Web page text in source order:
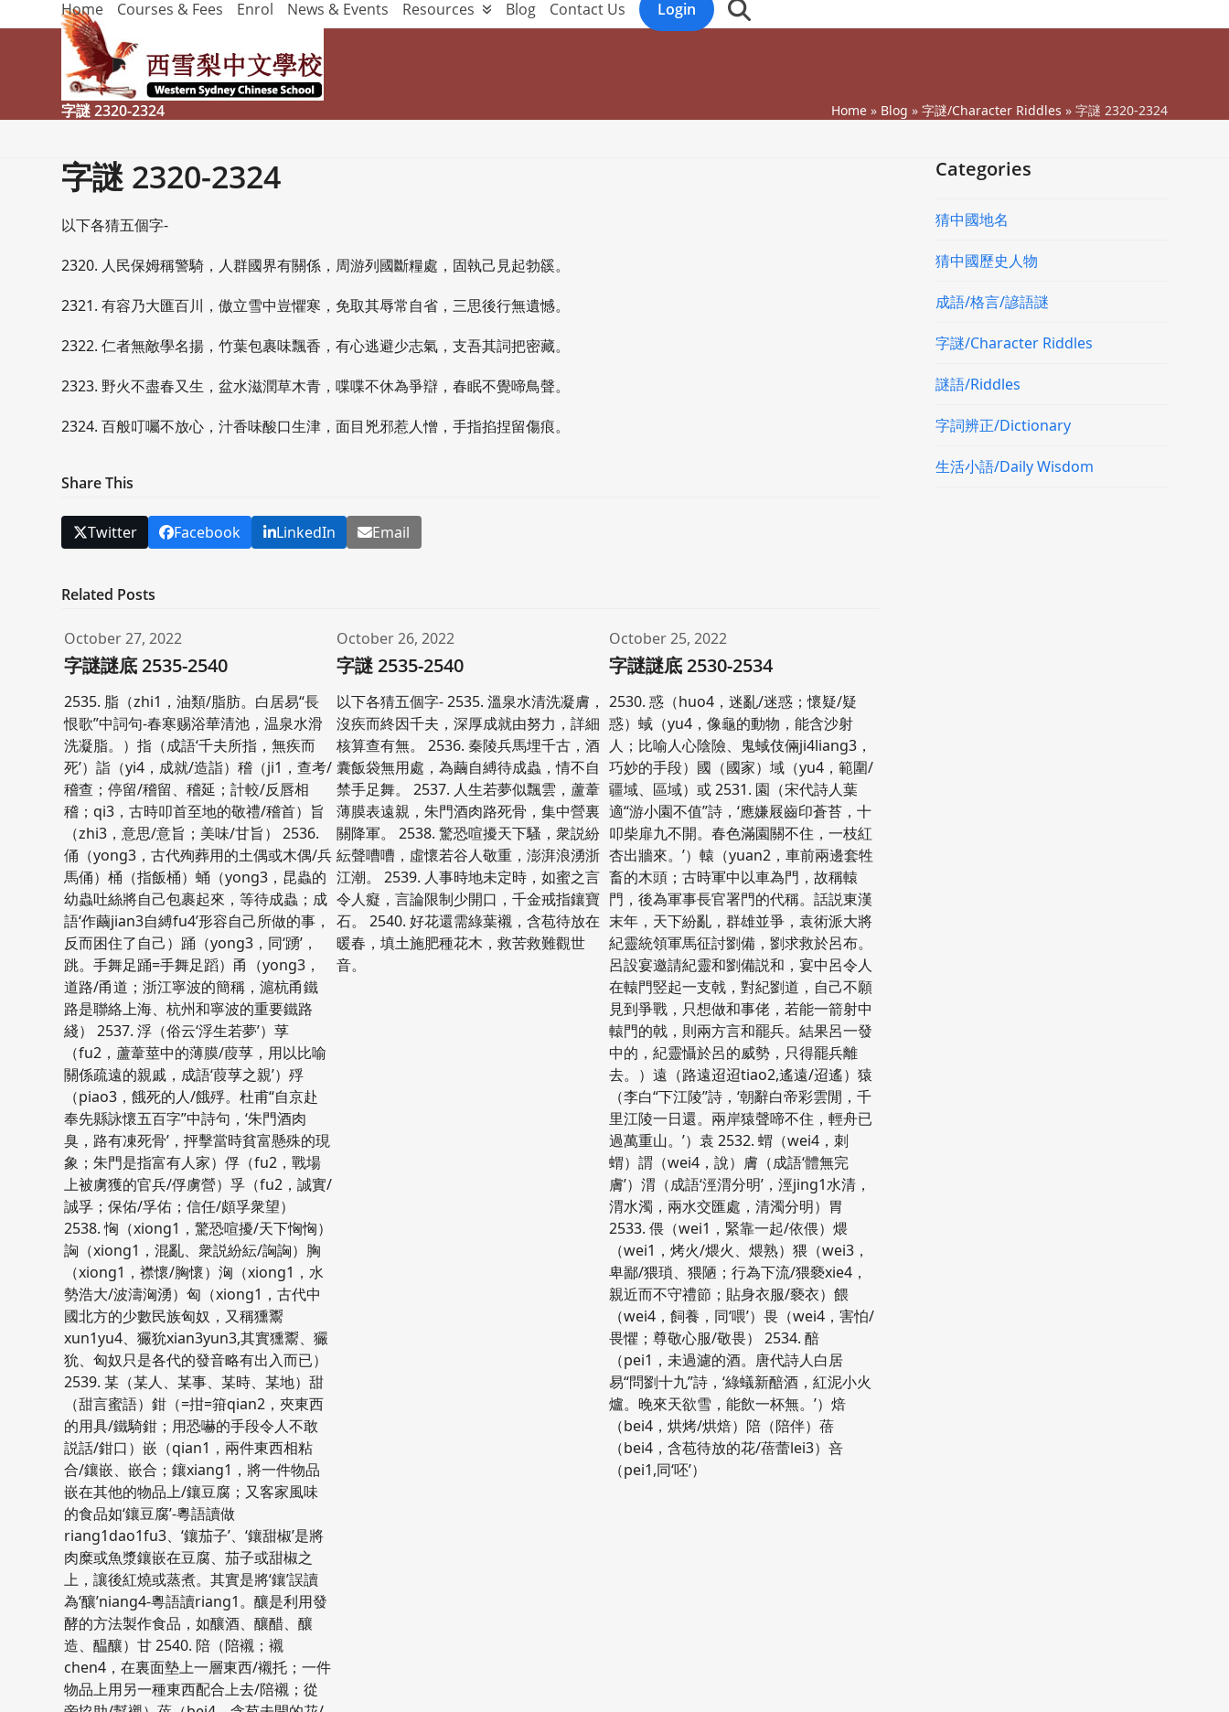
to
Home Courses & Fees Enrol News & Events Resources Blog Contact Us Login
字謎 2320-2324 Home» Blog » 字謎/Character Riddles » 字謎 2320-2324
字謎 2320-2324
以下各猜五個字-
2320. 人民保姆稱警騎，人群國界有關係，周游列國斷糧處，固執己見起勃豀。
2321. 有容乃大匯百川，傲立雪中豈懼寒，免取其辱常自省，三思後行無遺憾。
2322. 仁者無敵學名揚，竹葉包裹味飄香，有心逃避少志氣，支吾其詞把密藏。
2323. 野火不盡春又生，盆水滋潤草木青，喋喋不休為爭辯，春眠不覺啼鳥聲。
2324. 百般叮囑不放心，汁香味酸口生津，面目兇邪惹人憎，手指掐捏留傷痕。
Share This
Twitter Facebook LinkedIn Email
Related Posts
October 27, 2022
字謎謎底 2535-2540
2535. 脂（zhi1，油類/脂肪。白居易“長
恨歌”中詞句-春寒赐浴華清池，温泉水滑
洗凝脂。）指（成語‘千夫所指，無疾而
死’）詣（yi4，成就/造詣）稽（ji1，查考/
稽查；停留/稽留、稽延；計較/反唇相
稽；qi3，古時叩首至地的敬禮/稽首）旨
（zhi3，意思/意旨；美味/甘旨） 2536.
俑（yong3，古代殉葬用的土偶或木偶/兵
馬俑）桶（指飯桶）蛹（yong3，昆蟲的
幼蟲吐絲將自己包裹起來，等待成蟲；成
語‘作繭jian3自縛fu4’形容自己所做的事，
反而困住了自己）踊（yong3，同‘踴’，
跳。手舞足踊=手舞足蹈）甬（yong3，
道路/甬道；浙江寧波的簡稱，滬杭甬鐵
路是聯絡上海、杭州和寧波的重要鐵路
綫） 2537. 浮（俗云‘浮生若夢’）莩
（fu2，蘆葦莖中的薄膜/葭莩，用以比喻
關係疏遠的親戚，成語‘葭莩之親’）殍
（piao3，餓死的人/餓殍。杜甫“自京赴
奉先縣詠懷五百字”中詩句，‘朱門酒肉
臭，路有凍死骨’，抨擊當時貧富懸殊的現
象；朱門是指富有人家）俘（fu2，戰場
上被虜獲的官兵/俘虜營）孚（fu2，誠實/
誠孚；保佑/孚佑；信任/頗孚衆望）
2538. 恟（xiong1，驚恐喧擾/天下恟恟）
詾（xiong1，混亂、衆説紛紜/詾詾）胸
（xiong1，襟懷/胸懷）洶（xiong1，水
勢浩大/波濤洶湧）匈（xiong1，古代中
國北方的少數民族匈奴，又稱獯鬻
xun1yu4、玁狁xian3yun3,其實獯鬻、玁
狁、匈奴只是各代的發音略有出入而已）
2539. 某（某人、某事、某時、某地）甜
（甜言蜜語）鉗（=拑=箝qian2，夾東西
的用具/鐵騎鉗；用恐嚇的手段令人不敢
説話/鉗口）嵌（qian1，兩件東西相粘
合/鑲嵌、嵌合；鑲xiang1，將一件物品
嵌在其他的物品上/鑲豆腐；又客家風味
的食品如‘鑲豆腐’-粵語讀做
riang1dao1fu3、‘鑲茄子’、‘鑲甜椒’是將
肉糜或魚漿鑲嵌在豆腐、茄子或甜椒之
上，讓後紅燒或蒸煮。其實是將‘鑲’誤讀
為‘釀’niang4-粵語讀riang1。釀是利用發
酵的方法製作食品，如釀酒、釀醋、釀
造、醖釀）甘 2540. 陪（陪襯；襯
chen4，在裏面墊上一層東西/襯托；一件
物品上用另一種東西配合上去/陪襯；從
October 26, 2022
字謎 2535-2540
以下各猜五個字- 2535. 溫泉水清洗凝膚，
沒疾而終因千夫，深厚成就由努力，詳細
核算查有無。 2536. 秦陵兵馬埋千古，酒
囊飯袋無用處，為繭自縛待成蟲，情不自
禁手足舞。 2537. 人生若夢似飄雲，蘆葦
薄膜表遠親，朱門酒肉路死骨，集中營裏
關降軍。 2538. 驚恐喧擾天下騷，衆説紛
紜聲嘈嘈，虛懷若谷人敬重，澎湃浪湧浙
江潮。 2539. 人事時地未定時，如蜜之言
令人癡，言論限制少開口，千金戒指鑲寶
石。 2540. 好花還需綠葉襯，含苞待放在
暖春，填土施肥種花木，救苦救難觀世
音。
October 25, 2022
字謎謎底 2530-2534
2530. 惑（huo4，迷亂/迷惑；懷疑/疑
惑）蜮（yu4，像龜的動物，能含沙射
人；比喻人心陰險、鬼蜮伎倆ji4liang3，
巧妙的手段）國（國家）域（yu4，範圍/
疆域、區域）或 2531. 園（宋代詩人葉
適“游小園不值”詩，‘應嫌屐齒印蒼苔，十
叩柴扉九不開。春色滿園關不住，一枝紅
杏出牆來。’）轅（yuan2，車前兩邊套牲
畜的木頭；古時軍中以車為門，故稱轅
門，後為軍事長官署門的代稱。話説東漢
末年，天下紛亂，群雄並爭，袁術派大將
紀靈統領軍馬征討劉備，劉求救於呂布。
呂設宴邀請紀靈和劉備説和，宴中呂令人
在轅門竪起一支戟，對紀劉道，自己不願
見到爭戰，只想做和事佬，若能一箭射中
轅門的戟，則兩方言和罷兵。結果呂一發
中的，紀靈懾於呂的威勢，只得罷兵離
去。）遠（路遠迢迢tiao2,遙遠/迢遙）猿
（李白“下江陵”詩，‘朝辭白帝彩雲閒，千
里江陵一日還。兩岸猿聲啼不住，輕舟已
過萬重山。’）袁 2532. 蝟（wei4，刺
蝟）謂（wei4，說）膚（成語‘體無完
膚’）渭（成語‘涇渭分明’，涇jing1水清，
渭水濁，兩水交匯處，清濁分明）胃
2533. 偎（wei1，緊靠一起/依偎）煨
（wei1，烤火/煨火、煨熟）猥（wei3，
卑鄙/猥瑣、猥陋；行為下流/猥褻xie4，
親近而不守禮節；貼身衣服/褻衣）餵
（wei4，飼養，同‘喂’）畏（wei4，害怕/
畏懼；尊敬心服/敬畏） 2534. 醅
（pei1，未過濾的酒。唐代詩人白居
易“問劉十九”詩，‘綠蟻新醅酒，紅泥小火
爐。晚來天欲雪，能飲一杯無。’）焙
（bei4，烘烤/烘焙）陪（陪伴）蓓
（bei4，含苞待放的花/蓓蕾lei3）咅
（pei1,同‘呸’）
Categories
猜中國地名
猜中國歷史人物
成語/格言/諺語謎
字謎/Character Riddles
謎語/Riddles
字詞辨正/Dictionary
生活小語/Daily Wisdom